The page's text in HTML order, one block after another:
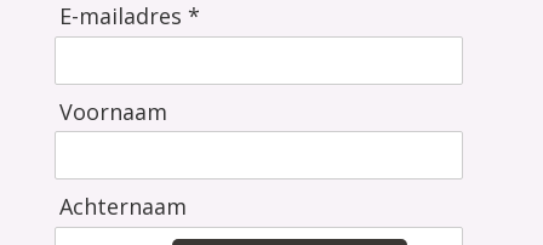
E-mailadres *
Voornaam
Achternaam